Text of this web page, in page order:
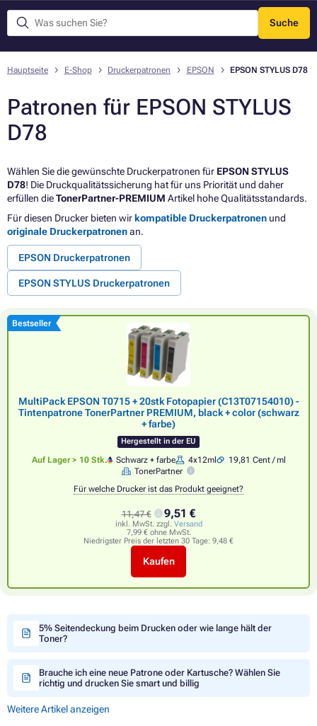
Suche
Menü
Hauptseite E-Shop Druckerpatronen EPSON EPSON STYLUS D78
Patronen für EPSON STYLUS
D78
Wählen Sie die gewünschte Druckerpatronen für EPSON STYLUS
D78! Die Druckqualitätssicherung hat für uns Priorität und daher
erfüllen dieTonerPartner-PREMIUM Artikel hohe Qualitätsstandards.
Für diesen Drucker bieten wir kompatible Druckerpatronen und
originale Druckerpatronenan.
EPSON Druckerpatronen
EPSON STYLUS Druckerpatronen
Bestseller
MultiPack EPSON T0715 + 20stk Fotopapier (C13T07154010) -
Tintenpatrone TonerPartner PREMIUM, black + color (schwarz
+ farbe)
Hergestellt in der EU
Auf Lager > 10 Stk. Schwarz + farbe 4x12ml
19,81 Cent / ml
TonerPartner
Für welche Drucker ist das Produkt geeignet?
11,47 € 9,51 €
inkl. MwSt. zzgl. Versand
7,99 € ohne MwSt.
Niedrigster Preis der letzten 30 Tage: 9,48 €
Kaufen
5% Seitendeckung beim Drucken oder wie lange hält der
Toner?
Brauche ich eine neue Patrone oder Kartusche? Wählen Sie
richtig und drucken Sie smart und billig
Weitere Artikel anzeigen